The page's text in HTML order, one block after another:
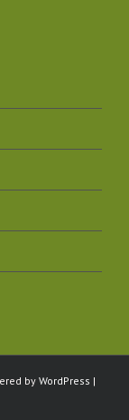
by WordPress |